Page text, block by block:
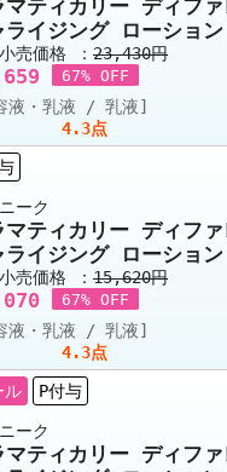
マティカリー ディフ
ライジング ローショ
） 125ml x 3 【
売価格 ： 23,430円
67% OFF
液・乳液 / 乳液]
4.3点
ーク
マティカリー ディフ
ライジング ローショ
） 125ml(ボト
ト
売価格 ： 15,620円
67% OFF
液・乳液 / 乳液]
4.3点
ル P付与
ーク
マティカリー ディフ